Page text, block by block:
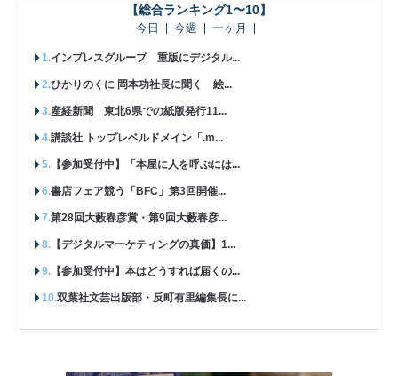
【総合ランキング1〜10】
今日 今週 一ヶ月
インプレスグループ 重版にデジタル...
ひかりのくに 岡本功社長に聞く 絵...
産経新聞 東北6県での紙版発行11...
講談社 トップレベルドメイン「.m...
【参加受付中】「本屋に人を呼ぶには...
書店フェア競う「BFC」第3回開催...
第28回大藪春彦賞・第9回大藪春彦...
【デジタルマーケティングの真価】1...
【参加受付中】本はどうすれば届くの...
双葉社文芸出版部・反町有里編集長に...